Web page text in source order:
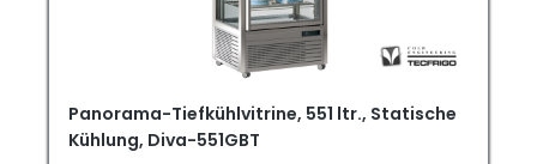
Panorama-Tiefkühlvitrine, 551 ltr., Statische
Kühlung, Diva-551GBT